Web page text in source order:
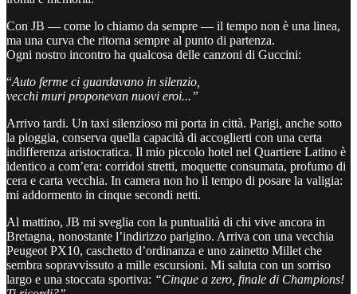
Con JB — come lo chiamo da sempre — il tempo non è una linea,
ma una curva che ritorna sempre al punto di partenza.
Ogni nostro incontro ha qualcosa delle canzoni di Guccini:
“Auto ferme ci guardavano in silenzio,
vecchi muri proponevan nuovi eroi...”
Arrivo tardi. Un taxi silenzioso mi porta in città. Parigi, anche sotto
la pioggia, conserva quella capacità di accoglierti con una certa
indifferenza aristocratica. Il mio piccolo hotel nel Quartiere Latino è
identico a com’era: corridoi stretti, moquette consumata, profumo di
cera e carta vecchia. In camera non ho il tempo di posare la valigia:
mi addormento in cinque secondi netti.
Al mattino, JB mi sveglia con la puntualità di chi vive ancora in
Bretagna, nonostante l’indirizzo parigino. Arriva con una vecchia
Peugeot PX10, caschetto d’ordinanza e uno zainetto Millet che
sembra sopravvissuto a mille escursioni. Mi saluta con un sorriso
largo e una stoccata sportiva: “Cinque a zero, finale di Champions!